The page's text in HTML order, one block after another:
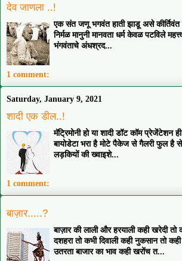
देव जाणला ..!
एक संत जणू भगवंत हाती झाडू असे कीर्तिवंत
निर्मळ मानुनी मानवता धर्म केवळ पटविले
भंगवंताचे अंधश्रद...
1 comment:
Saturday, January 9, 2021
शादी एक डील..!
मॅट्रिमोनी हो या शादी डॉट कॉम प्रेजेंटेशन
बायोडेटा भरा है मोटे पैकेज से गैलरी फुल
लड़कियों की ख्वाइशे...
1 comment:
बाज़ार.....?
बाज़ार की लाली और हरयाली कही खरेदी तो
दशहरा तो कभी दिवाली कही नुकसान तो
उतरता बाजार का भाव कही खरोंच त...